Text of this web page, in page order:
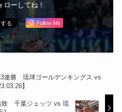
ローしてね！
Follow Me
連勝 琉球ゴールデンキングス vs
】
敗 千葉ジェッツ vs 琉